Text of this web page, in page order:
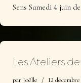
Sens Samedi 4 juin
Les Ateliers
par Joëlle 12